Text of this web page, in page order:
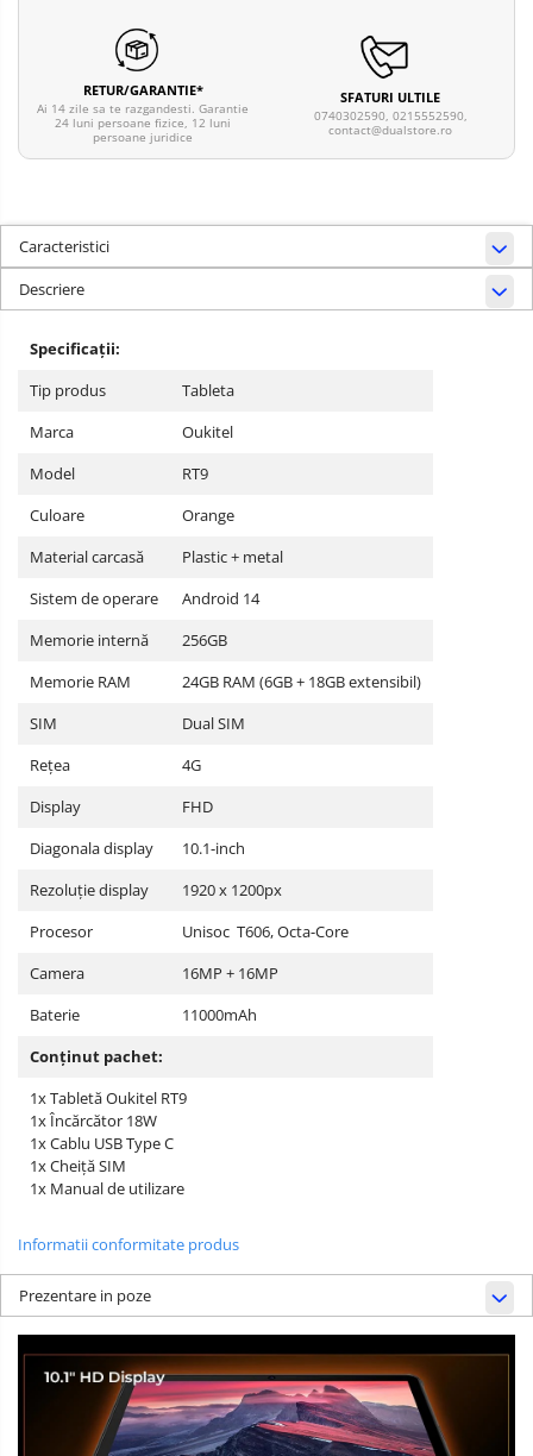
RETUR/GARANTIE*
Ai 14 zile sa te razgandesti. Garantie
24 luni persoane fizice, 12 luni
persoane juridice
SFATURI ULTILE
0740302590, 0215552590,
contact@dualstore.ro
Caracteristici
Descriere
Specificații:
Tip produs
Tableta
Marca
Oukitel
Model
RT9
Culoare
Orange
Material carcasă
Plastic + metal
Sistem de operare
Android 14
Memorie internă
256GB
Memorie RAM
24GB RAM (6GB + 18GB extensibil)
SIM
Dual SIM
Rețea
4G
Display
FHD
Diagonala display
10.1-inch
Rezoluție display
1920 x 1200px
Procesor
Unisoc T606, Octa-Core
Camera
16MP + 16MP
Baterie
11000mAh
Conținut pachet:
1x Tabletă Oukitel RT9
1x Încărcător 18W
1x Cablu USB Type C
1x Cheiță SIM
1x Manual de utilizare
Informatii conformitate produs
Prezentare in poze